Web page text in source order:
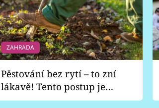
ZAHRADA
Pěstování bez rytí – to zní
lákavě! Tento postup je
vhodný jen pro některé